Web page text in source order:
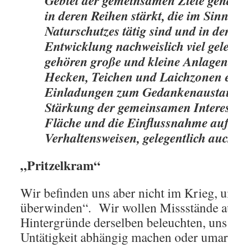
in deren Reihen stärkt, die im
Naturschutzes tätig sind und in
Entwicklung nachweislich viel
gehören große und kleine
Hecken, Teichen und Laichzonen
Einladungen zum
Stärkung der gemeinsamen
Fläche und die Einflussnahme
Verhaltensweisen, gelegentlich
„Pritzelkram“
Wir befinden uns aber nicht im Krieg,
überwinden“. Wir wollen Missstände
Hintergründe derselben beleuchten,
Untätigkeit abhängig machen oder